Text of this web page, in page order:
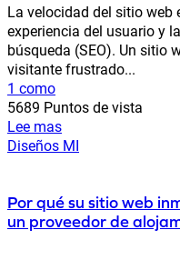
La velocidad del sitio web
experiencia del usuario y
búsqueda (SEO). Un sitio
visitante frustrado...
1 como
5689 Puntos de vista
Lee mas
Diseños MI
Por qué su sitio web
un proveedor de